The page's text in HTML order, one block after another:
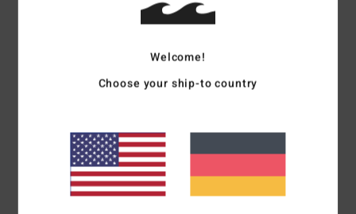
Farbcodeskw0
Logo-Stickerei auf der Brust, gewebtes Etikett unten
Teil der Since 73 Kollektion
Zusammensetzung[Hauptstoff] 55 % Baumwolle, 25 %
Welcome!
Choose your ship-to country